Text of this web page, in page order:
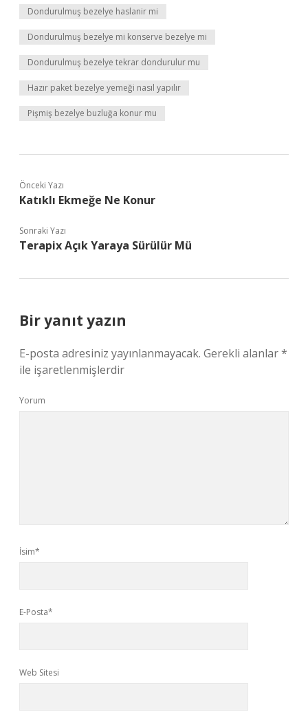
Dondurulmuş bezelye haslanir mi
Dondurulmuş bezelye mi konserve bezelye mi
Dondurulmuş bezelye tekrar dondurulur mu
Hazır paket bezelye yemeği nasıl yapılır
Pişmiş bezelye buzluğa konur mu
Önceki Yazı
Katıklı Ekmeğe Ne Konur
Sonraki Yazı
Terapix Açık Yaraya Sürülür Mü
Bir yanıt yazın
E-posta adresiniz yayınlanmayacak. Gerekli alanlar*
ile işaretlenmişlerdir
Yorum
İsim*
E-Posta*
Web Sitesi